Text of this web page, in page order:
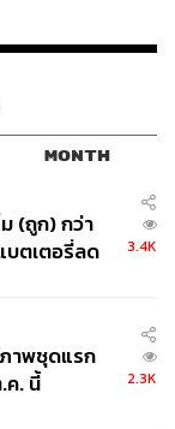
(Jon Jackson)
นวันเสาร์ แต่
โดยสารเครื่อง
มื่อทีม
MONTH
(ถูก) กว่า
ตเตอรี่ลด
3.4K
าพชุดแรก
ค. นี้
2.3K